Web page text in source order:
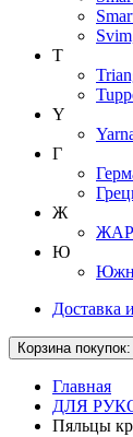
T
Y
Г
Ж
Ю
Доставка
Корзинапокупок
Главная
ДЛЯ
Пяльцы